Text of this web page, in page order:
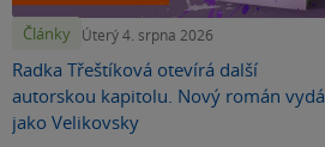
Články Úterý 4. srpna 2026
Radka Třeštíková otevírá další
autorskou kapitolu. Nový román vydá
jako Velikovsky